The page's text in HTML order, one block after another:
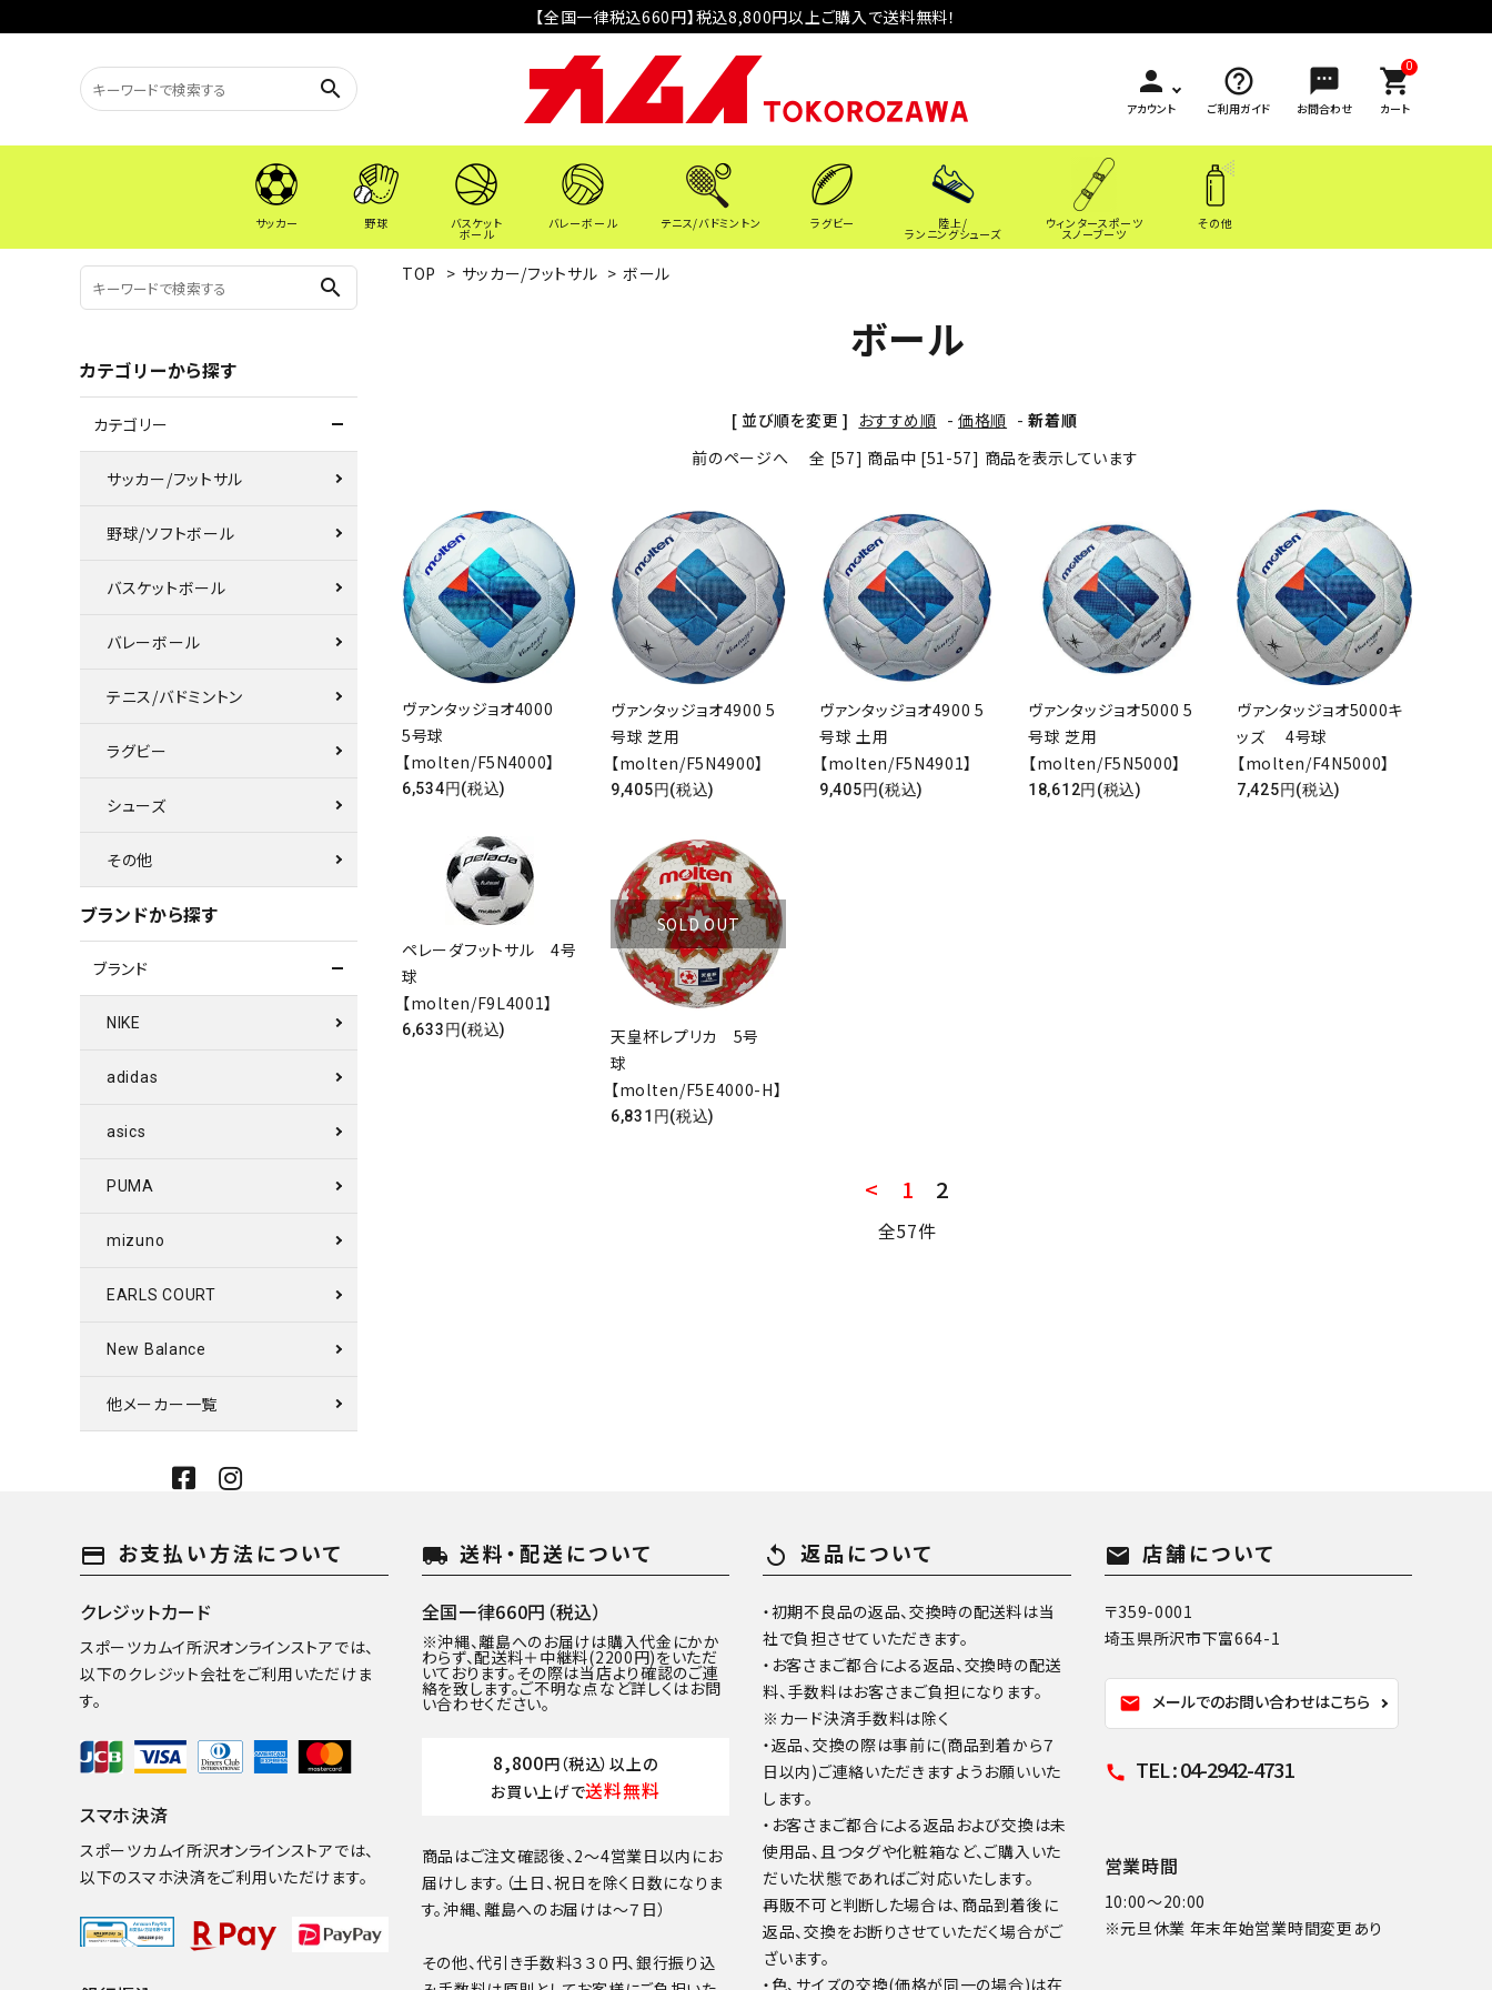
【全国一律税込660円】税込8,800円以上ご購入で送料無料！
search person
アカウント
help_outline
ご利用ガイド
sms
お問合わせ
0
shopping_cart
カート
サッカー 野球 バスケット
ボール
バレーボール テニス/バドミントン ラグビー 陸上/
ランニングシューズ
ウィンタースポーツ
スノーブーツ
その他
TOP > サッカー/フットサル > ボール
ボール
[ 並び順を変更 ] おすすめ順 - 価格順 -新着順
前のページへ
全 [57] 商品中 [51-57] 商品を表示しています
ヴァンタッジョオ4000
5号球
【molten/F5N4000】
6,534円(税込)
ヴァンタッジョオ4900 5
号球 芝用
【molten/F5N4900】
9,405円(税込)
ヴァンタッジョオ4900 5
号球 土用
【molten/F5N4901】
9,405円(税込)
ヴァンタッジョオ5000 5
号球 芝用
【molten/F5N5000】
18,612円(税込)
ヴァンタッジョオ5000キ
ッズ 4号球
【molten/F4N5000】
7,425円(税込)
ペレーダフットサル 4号
球
【molten/F9L4001】
6,633円(税込)
SOLD OUT
天皇杯レプリカ 5号
球
【molten/F5E4000-H】
6,831円(税込)
< 1 2
全57件
search
カテゴリーから探す
カテゴリー
サッカー/フットサル
野球/ソフトボール
バスケットボール
バレーボール
テニス/バドミントン
ラグビー
シューズ
その他
ブランドから探す
ブランド
NIKE
adidas
asics
PUMA
mizuno
EARLS COURT
New Balance
他メーカー一覧
payment お支払い方法について
クレジットカード
スポーツカムイ所沢オンラインストアでは、
以下のクレジット会社をご利用いただけま
す。
スマホ決済
スポーツカムイ所沢オンラインストアでは、
以下のスマホ決済をご利用いただけます。
local_shipping 送料・配送について
全国一律660円（税込）
※沖縄、離島へのお届けは購入代金にかか
わらず、配送料＋中継料(2200円)をいただ
いております。その際は当店より確認のご連
絡を致します。ご不明な点など詳しくはお問
い合わせください。
8,800円（税込）以上の
お買い上げで送料無料
商品はご注文確認後、2～4営業日以内にお
届けします。（土日、祝日を除く日数になりま
す。沖縄、離島へのお届けは～７日）
その他、代引き手数料３３０円、銀行振り込
replay 返品について
・初期不良品の返品、交換時の配送料は当
社で負担させていただきます。
・お客さまご都合による返品、交換時の配送
料、手数料はお客さまご負担になります。
※カード決済手数料は除く
・返品、交換の際は事前に(商品到着から７
日以内)ご連絡いただきますようお願いいた
します。
・お客さまご都合による返品および交換は未
使用品、且つタグや化粧箱など、ご購入いた
だいた状態であればご対応いたします。
再販不可と判断した場合は、商品到着後に
返品、交換をお断りさせていただく場合がご
ざいます。
・色、サイズの交換(価格が同一の場合)は在
mail 店舗について
〒359-0001
埼玉県所沢市下富664-1
mail メールでのお問い合わせはこちら
call TEL : 04-2942-4731
営業時間
10:00～20:00
※元旦休業 年末年始営業時間変更あり